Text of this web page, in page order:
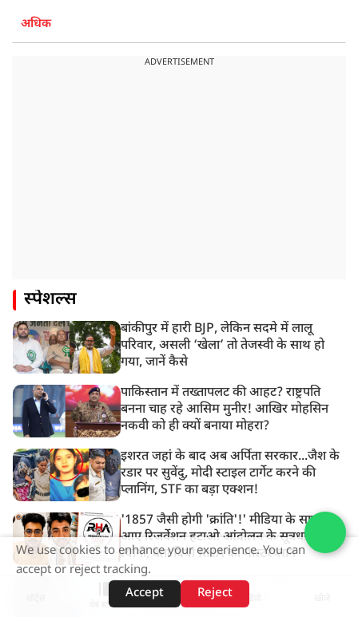
अधिक
ADVERTISEMENT
स्पेशल्स
बांकीपुर में हारी BJP, लेकिन सदमे में लालू
परिवार, असली ‘खेला’ तो तेजस्वी के साथ हो
गया, जानें कैसे
पाकिस्तान में तख्तापलट की आहट? राष्ट्रपति
बनना चाह रहे आसिम मुनीर! आखिर मोहसिन
नकवी को ही क्यों बनाया मोहरा?
इशरत जहां के बाद अब अर्पिता सरकार...जैश के
रडार पर सुवेंदु, मोदी स्टाइल टार्गेट करने की
प्लानिंग, STF का बड़ा एक्शन!
'1857 जैसी होगी 'क्रांति'!' मीडिया के सामने
आए रिजर्वेशन हटाओ आंदोलन के सूत्रधार वेदांश
त्यागी, बता दिया RHA का मास्टरप्लान
RSS का कट्टर स्वयंसेवक, PM मोदी का
भरोसेमंद, 5 बार के MP...आखिर कौन हैं देश के
वेब स्टोरीज़
We use cookies to enhance your experience. You can
accept or reject tracking.
Accept
Reject